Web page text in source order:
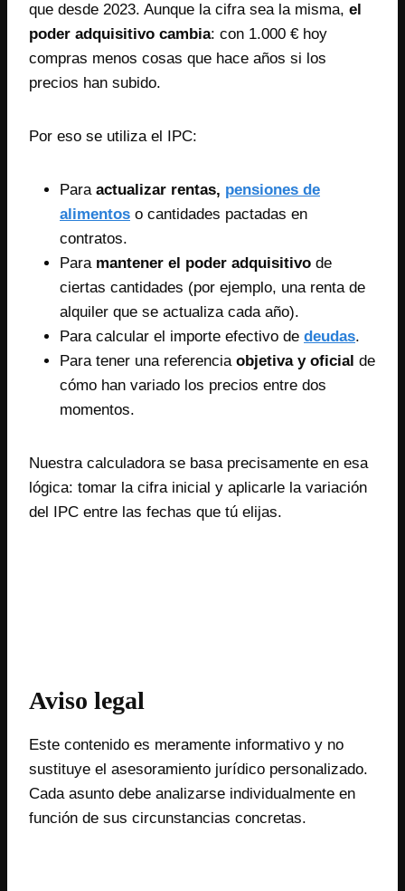
que desde 2023. Aunque la cifra sea la misma, el
poder adquisitivo cambia: con 1.000 € hoy
compras menos cosas que hace años si los
precios han subido.
Por eso se utiliza el IPC:
Para actualizar rentas, pensiones de
alimentos o cantidades pactadas en
contratos.
Para mantener el poder adquisitivo de
ciertas cantidades (por ejemplo, una renta de
alquiler que se actualiza cada año).
Para calcular el importe efectivo de deudas.
Para tener una referencia objetiva y oficial de
cómo han variado los precios entre dos
momentos.
Nuestra calculadora se basa precisamente en esa
lógica: tomar la cifra inicial y aplicarle la variación
del IPC entre las fechas que tú elijas.
Aviso legal
Este contenido es meramente informativo y no
sustituye el asesoramiento jurídico personalizado.
Cada asunto debe analizarse individualmente en
función de sus circunstancias concretas.